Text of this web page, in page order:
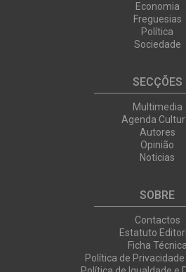
Economia
Freguesias
Política
Sociedade
SECÇÕES
Multimedia
Agenda
Autores
Opinião
Noticias
SOBRE
Contactos
Estatuto
Ficha Técnica
Política de